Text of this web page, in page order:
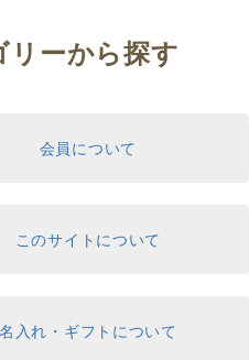
リーから探す
会員について
このサイトについて
名入れ・ギフトについて